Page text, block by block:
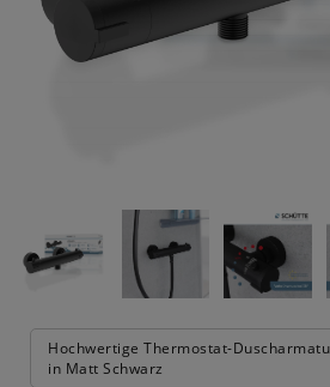
Hochwertige Thermostat-
in Matt Schwarz